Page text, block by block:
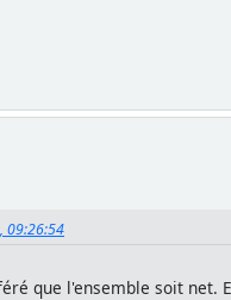
09:26:54
que l'ensemble soit